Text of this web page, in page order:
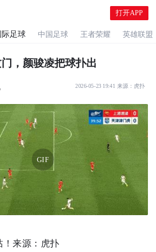
打开APP
际足球 中国足球 王者荣耀 英雄联盟
，颜骏凌把球扑出
2026-05-23 19:41 来源： 虎扑
GIF
来源：虎扑